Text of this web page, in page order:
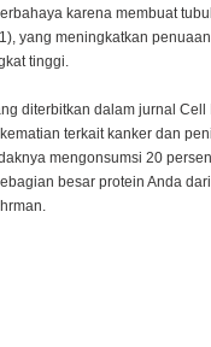
karena membuat
yang meningkatkan
tinggi.
diterbitkan dalam jurnal
terkait kanker dan
mengonsumsi 20
besar protein Anda